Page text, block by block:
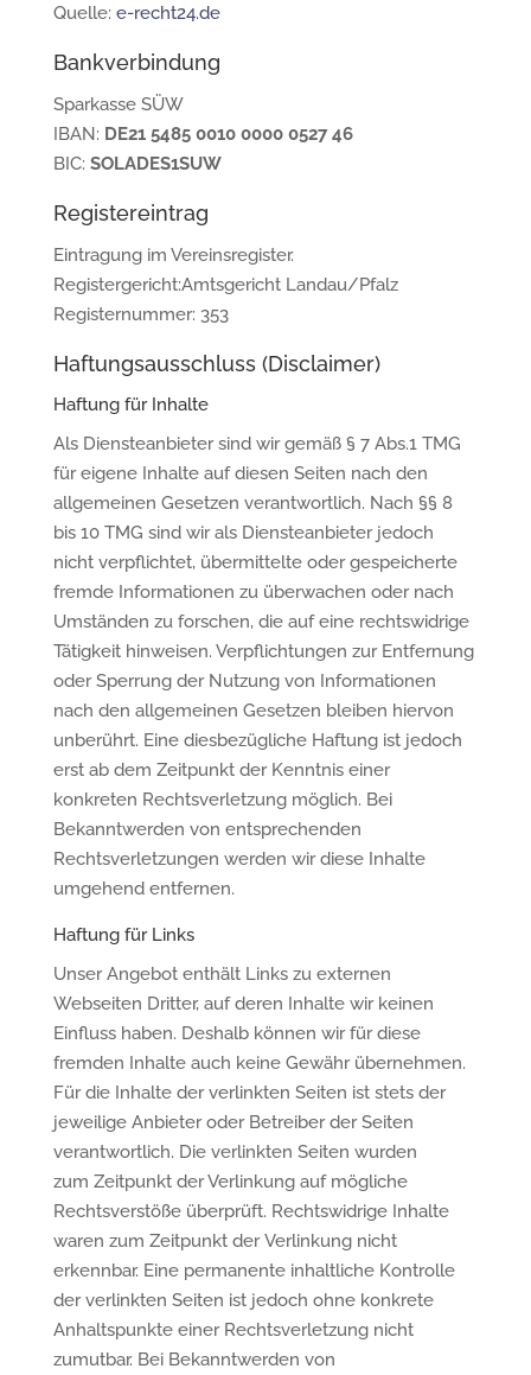
Quelle: e-recht24.de
Bankverbindung
Sparkasse SÜW
IBAN: DE21 5485 0010 0000 0527 46
BIC: SOLADES1SUW
Registereintrag
Eintragung im Vereinsregister.
Registergericht:Amtsgericht Landau/Pfalz
Registernummer: 353
Haftungsausschluss (Disclaimer)
Haftung für Inhalte
Als Diensteanbieter sind wir gemäß § 7 Abs.1 TMG
für eigene Inhalte auf diesen Seiten nach den
allgemeinen Gesetzen verantwortlich. Nach §§ 8
bis 10 TMG sind wir als Diensteanbieter jedoch
nicht verpflichtet, übermittelte oder gespeicherte
fremde Informationen zu überwachen oder nach
Umständen zu forschen, die auf eine rechtswidrige
Tätigkeit hinweisen. Verpflichtungen zur Entfernung
oder Sperrung der Nutzung von Informationen
nach den allgemeinen Gesetzen bleiben hiervon
unberührt. Eine diesbezügliche Haftung ist jedoch
erst ab dem Zeitpunkt der Kenntnis einer
konkreten Rechtsverletzung möglich. Bei
Bekanntwerden von entsprechenden
Rechtsverletzungen werden wir diese Inhalte
umgehend entfernen.
Haftung für Links
Unser Angebot enthält Links zu externen
Webseiten Dritter, auf deren Inhalte wir keinen
Einfluss haben. Deshalb können wir für diese
fremden Inhalte auch keine Gewähr übernehmen.
Für die Inhalte der verlinkten Seiten ist stets der
jeweilige Anbieter oder Betreiber der Seiten
verantwortlich. Die verlinkten Seiten wurden
zum Zeitpunkt der Verlinkung auf mögliche
Rechtsverstöße überprüft. Rechtswidrige Inhalte
waren zum Zeitpunkt der Verlinkung nicht
erkennbar. Eine permanente inhaltliche Kontrolle
der verlinkten Seiten ist jedoch ohne konkrete
Anhaltspunkte einer Rechtsverletzung nicht
zumutbar. Bei Bekanntwerden von